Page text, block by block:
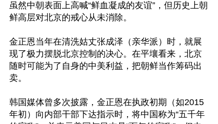
虽然中朝表面上高喊“鲜血凝成的友谊”，但历史上朝
鲜高层对北京的戒心从未消除。
金正恩当年在清洗姑丈张成泽（亲华派）时，就展
现了极力摆脱北京控制的决心。在平壤看来，北京
随时可能为了自身的中美利益，把朝鲜当作筹码出
卖。
韩国媒体曾多次披露，金正恩在执政初期（如2015
年初）向内部干部下达指示时，将中国称为“五千年